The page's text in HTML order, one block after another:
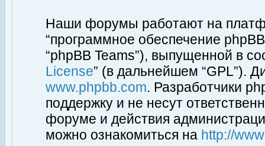
Наши форумы работают на
“программное обеспечение
“phpBB Teams”), выпущенной в
License” (в дальнейшем “GPL”).
www.phpbb.com. Разработчики
поддержку и не несут
форуме и действия
можно ознакомиться на http://